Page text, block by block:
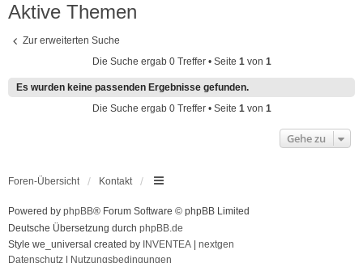
Aktive Themen
Zur erweiterten Suche
Die Suche ergab 0 Treffer • Seite 1von 1
Es wurden keine passenden Ergebnisse gefunden.
Die Suche ergab 0 Treffer • Seite 1von 1
Gehe zu
Foren-Übersicht Kontakt
Powered by phpBB® Forum Software © phpBB Limited
Deutsche Übersetzung durch phpBB.de
Style we_universal created by INVENTEA
nextgen
Datenschutz
Nutzungsbedingungen